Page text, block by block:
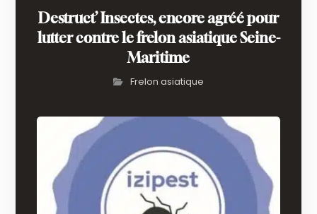
Destruct’ Insectes, encore agréé pour
lutter contre le frelon asiatique Seine-
Maritime
Frelon asiatique